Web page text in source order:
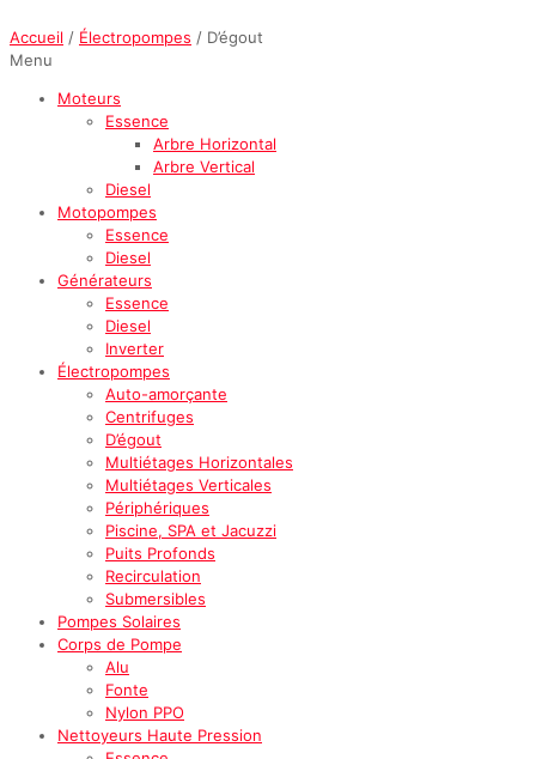
Accueil / Électropompes / D’égout
Menu
Moteurs
Essence
Arbre Horizontal
Arbre Vertical
Diesel
Motopompes
Essence
Diesel
Générateurs
Essence
Diesel
Inverter
Électropompes
Auto-amorçante
Centrifuges
D’égout
Multiétages Horizontales
Multiétages Verticales
Périphériques
Piscine, SPA et Jacuzzi
Puits Profonds
Recirculation
Submersibles
Pompes Solaires
Corps de Pompe
Alu
Fonte
Nylon PPO
Nettoyeurs Haute Pression